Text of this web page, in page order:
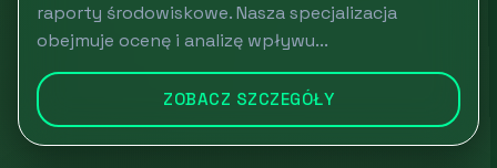
raporty środowiskowe. Nasza specjalizacja
obejmuje ocenę i analizę wpływu...
ZOBACZ SZCZEGÓŁY